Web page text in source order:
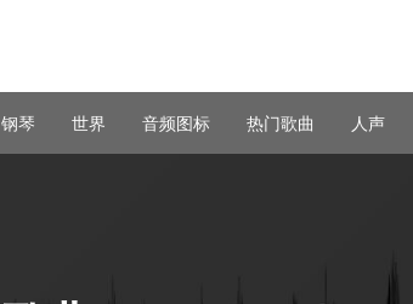
钢琴 世界 音频图标 热门歌曲 人声